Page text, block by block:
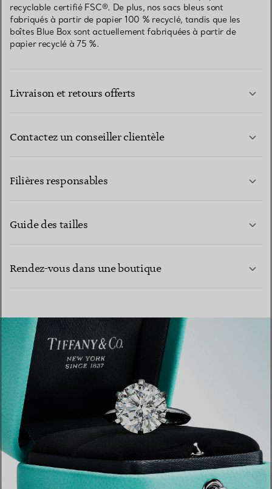
recyclable certifié FSC®. De plus, nos sacs bleus sont
fabriqués à partir de papier 100 % recyclé, tandis que les
boîtes Blue Box sont actuellement fabriquées à partir de
papier recyclé à 75 %.
Livraison et retours offerts
Contactez un conseiller clientèle
Filières responsables
Guide des tailles
Rendez-vous dans une boutique
TROUVEZ LA BOUTIQUE LA PLUS PROCHE